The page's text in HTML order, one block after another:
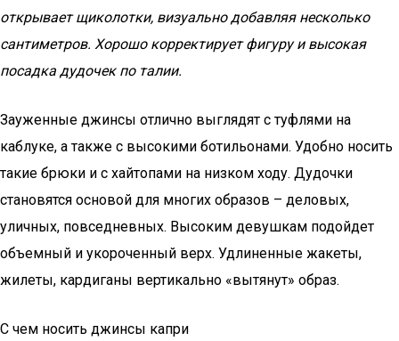
открывает щиколотки, визуально добавляя несколько
сантиметров. Хорошо корректирует фигуру и высокая
посадка дудочек по талии.
Зауженные джинсы отлично выглядят с туфлями на
каблуке, а также с высокими ботильонами. Удобно носить
такие брюки и с хайтопами на низком ходу. Дудочки
становятся основой для многих образов – деловых,
уличных, повседневных. Высоким девушкам подойдет
объемный и укороченный верх. Удлиненные жакеты,
жилеты, кардиганы вертикально «вытянут» образ.
С чем носить джинсы капри